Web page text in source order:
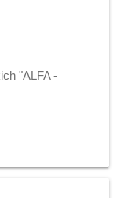
"ALFA -